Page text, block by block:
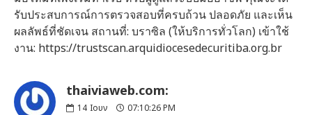
รับประสบการณ์การตรวจสอบที่ครบถ้วน ปลอดภัย และเห็น
ผลลัพธ์ที่ชัดเจน สถานที่: บราซิล (ให้บริการทั่วโลก) เข้าใช้
งาน: https://trustscan.arquidiocesedecuritiba.org.br
thaiviaweb.com:
14 Ιουν 07:10:26 PM